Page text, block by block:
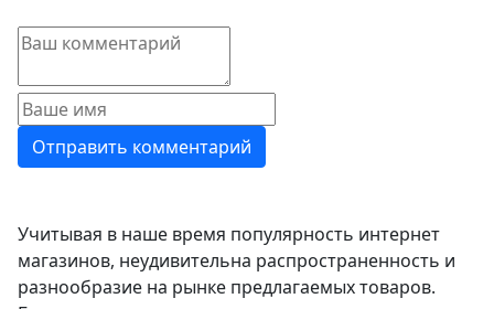
Учитывая в наше время популярность интернет
магазинов, неудивительна распространенность и
разнообразие на рынке предлагаемых товаров.